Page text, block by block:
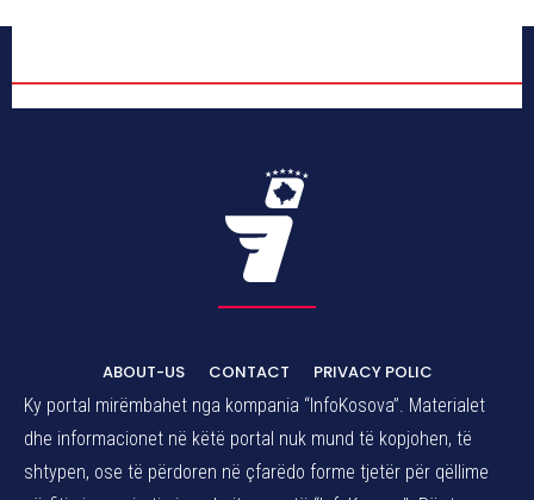
ABOUT-US CONTACT
PRIVACY POLIC
Ky portal mirëmbahet nga kompania “InfoKosova”. Materialet
dhe informacionet në këtë portal nuk mund të kopjohen, të
shtypen, ose të përdoren në çfarëdo forme tjetër për qëllime